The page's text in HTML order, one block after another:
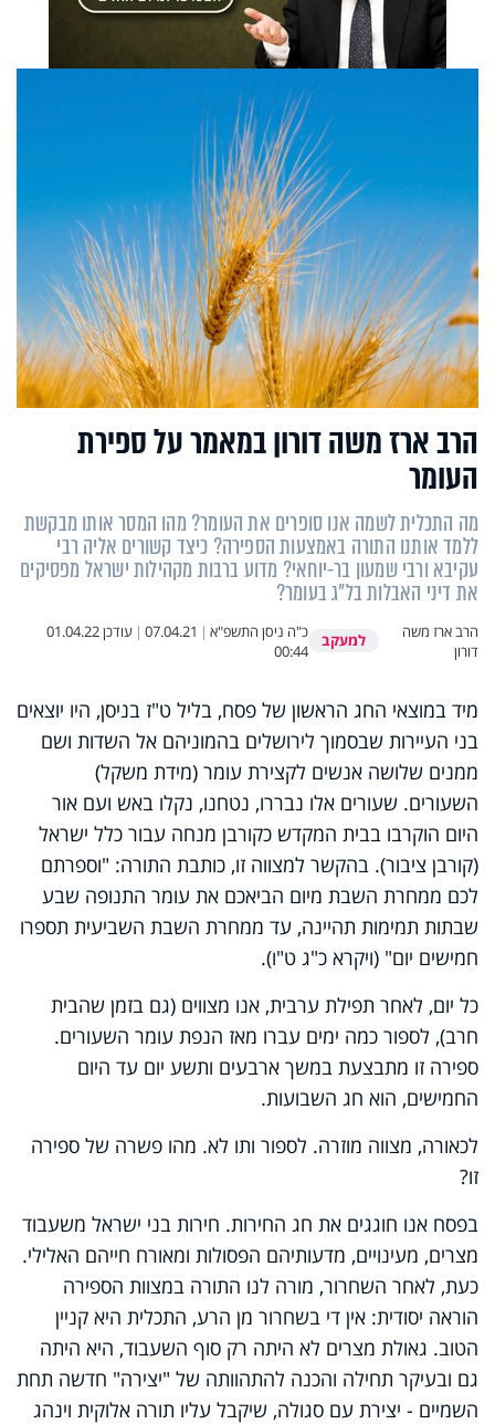
הרב ארז משה דורון במאמר על ספירת
העומר
מה התכלית לשמה אנו סופרים את העומר? מהו המסר אותו מבקשת
ללמד אותנו התורה באמצעות הספירה? כיצד קשורים אליה רבי
עקיבא ורבי שמעון בר-יוחאי? מדוע ברבות מקהילות ישראל מפסיקים
את דיני האבלות בל"ג בעומר?
הרב ארז משה
דורון
למעקב כ"ה ניסן התשפ"א |
07.04.21
| עודכן01.04.22
00:44
מיד במוצאי החג הראשון של פסח, בליל ט"ז בניסן, היו יוצאים
בני העיירות שבסמוך לירושלים בהמוניהם אל השדות ושם
ממנים שלושה אנשים לקצירת עומר (מידת משקל)
השעורים. שעורים אלו נבררו, נטחנו, נקלו באש ועם אור
היום הוקרבו בבית המקדש כקורבן מנחה עבור כלל ישראל
(קורבן ציבור). בהקשר למצווה זו, כותבת התורה: "וספרתם
לכם ממחרת השבת מיום הביאכם את עומר התנופה שבע
שבתות תמימות תהיינה, עד ממחרת השבת השביעית תספרו
חמישים יום" (ויקרא כ"ג ט"ו).
כל יום, לאחר תפילת ערבית, אנו מצווים (גם בזמן שהבית
חרב), לספור כמה ימים עברו מאז הנפת עומר השעורים.
ספירה זו מתבצעת במשך ארבעים ותשע יום עד היום
החמישים, הוא חג השבועות.
לכאורה, מצווה מוזרה. לספור ותו לא. מהו פשרה של ספירה
זו?
בפסח אנו חוגגים את חג החירות. חירות בני ישראל משעבוד
מצרים, מעינויים, מדעותיהם הפסולות ומאורח חייהם האלילי.
כעת, לאחר השחרור, מורה לנו התורה במצוות הספירה
הוראה יסודית: אין די בשחרור מן הרע, התכלית היא קניין
הטוב. גאולת מצרים לא היתה רק סוף השעבוד, היא היתה
גם ובעיקר תחילה והכנה להתהוותה של "יצירה" חדשה תחת
השמיים - יצירת עם סגולה, שיקבל עליו תורה אלוקית וינהג